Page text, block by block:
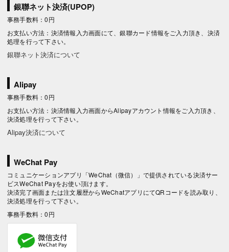
銀聯ネット決済(UPOP)
事務手数料：0円
お支払い方法：決済情報入力画面にて、銀聯カード情報をご入力頂き、決済
処理を行って下さい。
銀聯ネット決済について
Alipay
事務手数料：0円
お支払い方法：決済情報入力画面からAlipayアカウント情報をご入力頂き、
決済処理を行って下さい。
Alipay決済について
WeChat Pay
コミュニケーションアプリ「WeChat（微信）」で提供されている決済サー
ビスWeChat Payをお使い頂けます。
決済完了画面または注文履歴からWeChatアプリにてQRコードを読み取り、
決済処理を行って下さい。
事務手数料：0円